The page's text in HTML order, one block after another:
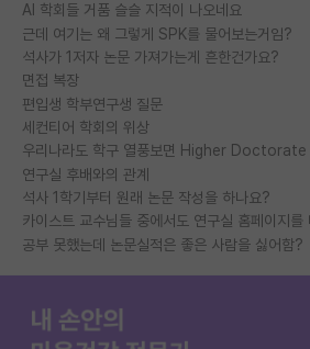
AI 학회들 거품 슬슬 지적이 나오네요
근데 여기는 왜 그렇게 SPK를 물어보는거임?
석사가 1저자 논문 가져가는게 흔한건가요?
면접 복장
편입생 학부연구생 질문
세컨티어 학회의 위상
연구실 후배와의 관계
석사 1학기부터 원래 논문 작성을 하나요?
공부 못했는데 논문실적은 좋은 사람을 싫어함?